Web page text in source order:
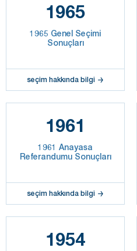
1965
1965 Genel Seçimi
Sonuçları
seçim hakkında bilgi
1961
1961 Anayasa
Referandumu Sonuçları
seçim hakkında bilgi
1954